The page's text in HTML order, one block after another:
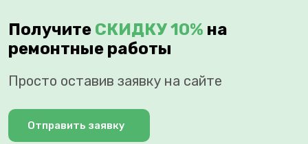
Получите СКИДКУ 10% на
ремонтные работы
Просто оставив заявку на сайте
Отправить заявку